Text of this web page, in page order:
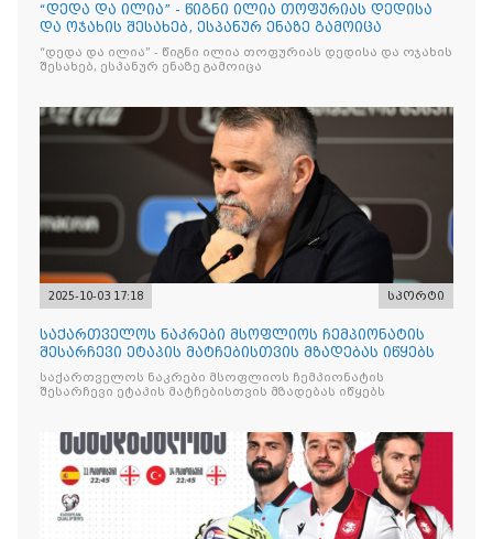
“დედა და ილია” - წიგნი ილია თოფურიას დედისა
და ოჯახის შესახებ, ესპანურ ენაზე გამოიცა
“დედა და ილია” - წიგნი ილია თოფურიას დედისა და ოჯახის
შესახებ, ესპანურ ენაზე გამოიცა
2025-10-03 17:18 სპორტი
საქართველოს ნაკრები მსოფლიოს ჩემპიონატის
შესარჩევი ეტაპის მატჩებისთვის მზადებას იწყებს
საქართველოს ნაკრები მსოფლიოს ჩემპიონატის
შესარჩევი ეტაპის მატჩებისთვის მზადებას იწყებს